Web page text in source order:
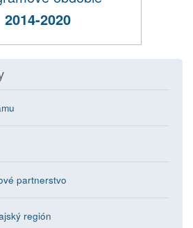
2014-2020
partnerstvo
región